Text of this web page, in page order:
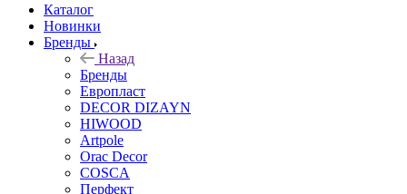
Каталог
Новинки
Бренды
Назад
Бренды
Европласт
DECOR DIZAYN
HIWOOD
Artpole
Orac Decor
COSCA
Перфект